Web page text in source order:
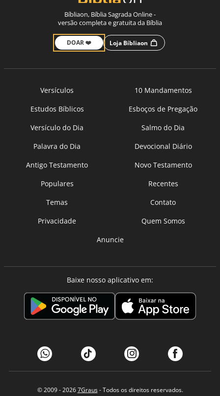
Bíbliaon, Bíblia Sagrada Online -
versão completa e gratuita da Bíblia
DOAR ❤️ Loja Bíbliaon
Versículos
10 Mandamentos
Estudos Bíblicos
Esboços de Pregação
Versículo do Dia
Salmo do Dia
Palavra do Dia
Devocional Diário
Antigo Testamento
Novo Testamento
Populares
Recentes
Temas
Contato
Privacidade
Quem Somos
Anuncie
Baixe nosso aplicativo em:
© 2009 - 20267Graus- Todos os direitos reservados.